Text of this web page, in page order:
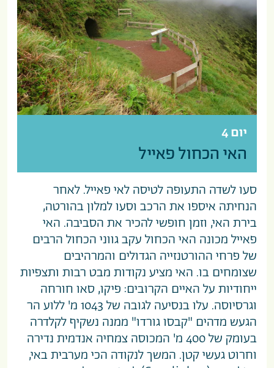
יום 4
האי הכחול פאייל
סעו לשדה התעופה לטיסה לאי פאייל. לאחר
הנחיתה איספו את הרכב וסעו למלון בהורטה,
בירת האי, וזמן חופשי להכיר את הסביבה. האי
פאייל מכונה האי הכחול עקב גווני הכחול הרבים
של פרחי ההורטנזייה הגדולים והמרהיבים
שצומחים בו. האי מציע נקודות מבט רבות ותצפיות
ייחודיות על האיים הקרובים: פיקו, סאו חורחה
וגרסיוסה. עלו בנסיעה לגובה של 1043 מ' ללוע הר
הגעש מדהים "קבסו גורדו" ממנה נשקיף לקלדרה
בעומק של 400 מ' המכוסה צמחיה אנדמית נדירה
וחרוט געשי קטן. המשך לנקודה הכי מערבית באי,